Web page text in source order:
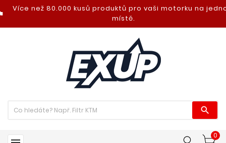
Více než 80.000 kusů produktů pro vaši motorku na
místě.

0